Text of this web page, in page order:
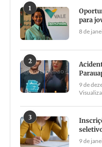
1
para
8 de
2
9 de
3
9 de